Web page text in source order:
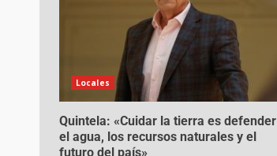
Locales
Quintela: «Cuidar la tierra es defender
el agua, los recursos naturales y el
futuro del país»